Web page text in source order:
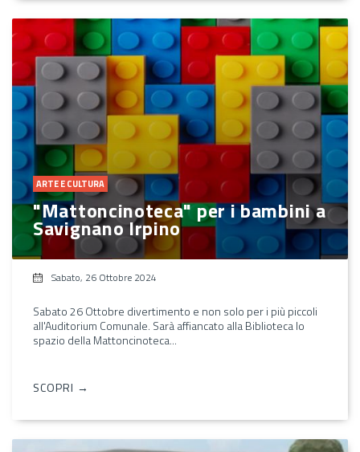
ARTE E CULTURA
"Mattoncinoteca" per i bambini a
Savignano Irpino
Sabato, 26 Ottobre 2024
Sabato 26 Ottobre divertimento e non solo per i più piccoli
all'Auditorium Comunale. Sarà affiancato alla Biblioteca lo
spazio della Mattoncinoteca...
SCOPRI →